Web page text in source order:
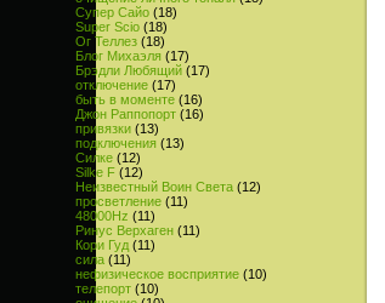
Супер Сайо (18)
Super Scio (18)
Ог Теллез (18)
Блог Михаэля (17)
Брэдли Любящий (17)
отключение (17)
быть в моменте (16)
Джон Раппопорт (16)
привязки (13)
подключения (13)
Силке (12)
Silke F (12)
Неизвестный Воин Света (12)
просветление (11)
48000Hz (11)
Ринус Верхаген (11)
Кори Гуд (11)
сила (11)
нефизическое восприятие (10)
телепорт (10)